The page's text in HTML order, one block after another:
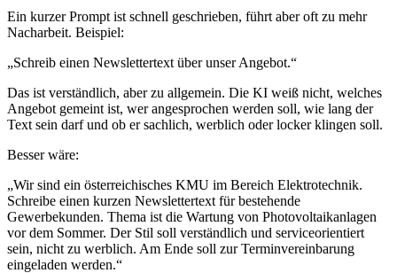
Ein kurzer Prompt ist schnell geschrieben, führt aber oft zu mehr
Nacharbeit. Beispiel:
„Schreib einen Newslettertext über unser Angebot.“
Das ist verständlich, aber zu allgemein. Die KI weiß nicht, welches
Angebot gemeint ist, wer angesprochen werden soll, wie lang der
Text sein darf und ob er sachlich, werblich oder locker klingen soll.
Besser wäre:
„Wir sind ein österreichisches KMU im Bereich Elektrotechnik.
Schreibe einen kurzen Newslettertext für bestehende
Gewerbekunden. Thema ist die Wartung von Photovoltaikanlagen
vor dem Sommer. Der Stil soll verständlich und serviceorientiert
sein, nicht zu werblich. Am Ende soll zur Terminvereinbarung
eingeladen werden.“